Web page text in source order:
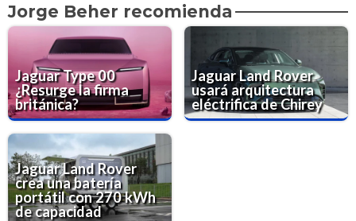
Jorge Beher recomienda
Jaguar Type 00
¿Resurge la firma
británica?
Jaguar Land Rover
usará arquitectura
eléctrifica de Chirey
Jaguar Land Rover
crea una batería
portátil con 270 kWh
de capacidad